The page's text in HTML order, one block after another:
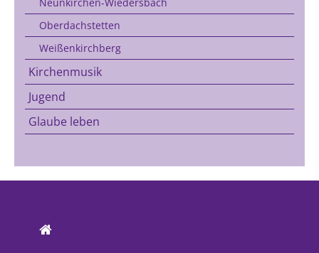
Oberdachstetten
Weißenkirchberg
Kirchenmusik
Jugend
Glaube leben